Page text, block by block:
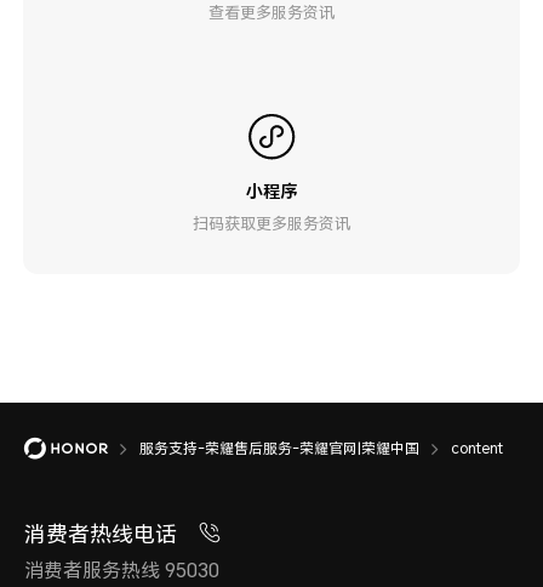
查看更多服务资讯
小程序
扫码获取更多服务资讯
服务支持-荣耀售后服务-荣耀官网|荣耀中国 content
消费者热线电话
消费者服务热线 95030